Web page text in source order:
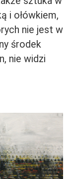
i ołówkiem,
nie jest w
środek
nie widzi